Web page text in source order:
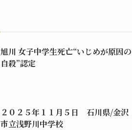
旭川 女子中学生死亡“いじめが原因の
自殺”認定
２０２５年１１月５日 石川県/金沢
市立浅野川中学校